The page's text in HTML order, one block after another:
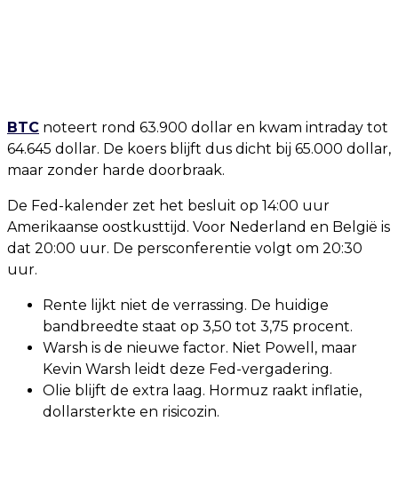
BTC noteert rond 63.900 dollar en kwam intraday tot
64.645 dollar. De koers blijft dus dicht bij 65.000 dollar,
maar zonder harde doorbraak.
De Fed-kalender zet het besluit op 14:00 uur
Amerikaanse oostkusttijd. Voor Nederland en België is
dat 20:00 uur. De persconferentie volgt om 20:30
uur.
Rente lijkt niet de verrassing. De huidige
bandbreedte staat op 3,50 tot 3,75 procent.
Warsh is de nieuwe factor. Niet Powell, maar
Kevin Warsh leidt deze Fed-vergadering.
Olie blijft de extra laag. Hormuz raakt inflatie,
dollarsterkte en risicozin.